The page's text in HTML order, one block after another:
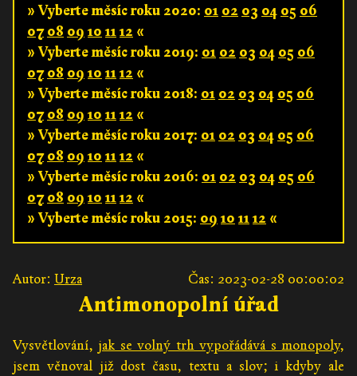
» Vyberte měsíc roku 2020: 01 02 03 04 05 06
07 08 09 10 1112 «
» Vyberte měsíc roku 2019: 01 02 03 04 05 06
07 08 09 10 1112 «
» Vyberte měsíc roku 2018: 01 02 03 04 05 06
07 08 09 10 1112 «
» Vyberte měsíc roku 2017: 01 02 03 04 05 06
07 08 09 10 1112 «
» Vyberte měsíc roku 2016: 01 02 03 04 05 06
07 08 09 10 1112 «
» Vyberte měsíc roku 2015: 09 10 1112 «
Autor: Urza Čas: 2023-02-28 00:00:02
Antimonopolní úřad
Vysvětlování, jak se volný trh vypořádává s monopoly,
jsem věnoval již dost času, textu a slov; i kdyby ale